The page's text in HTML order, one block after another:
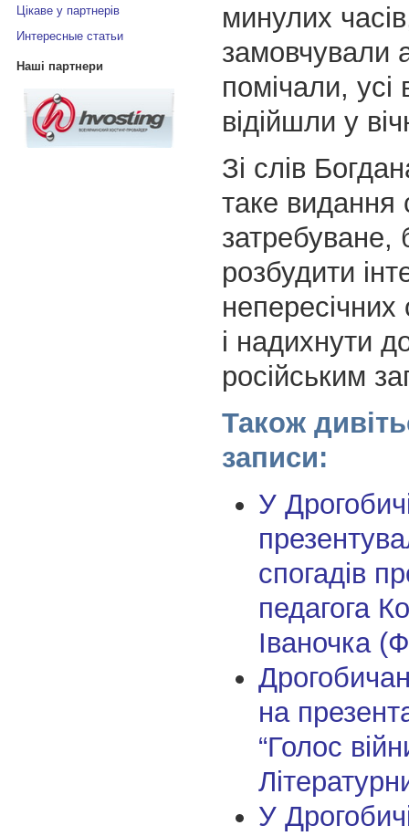
Цікаве у партнерів
Интересные статьи
Наші партнери
минулих
замовчували
помічали,
відійшли у
Зі слів
таке видання
затребуване,
розбудити
і надихнути
російським
Також
записи:
У
спогадів
педагога
Іваночка
на
“Голос
У